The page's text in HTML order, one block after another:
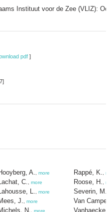
Instituut voor de Zee (VLIZ):
pdf ]
A. more
C. more
L. more
J. more
N. more
Rappé, K.
Roose, H.
Severin, M.I.
Van
Vanhaecke,